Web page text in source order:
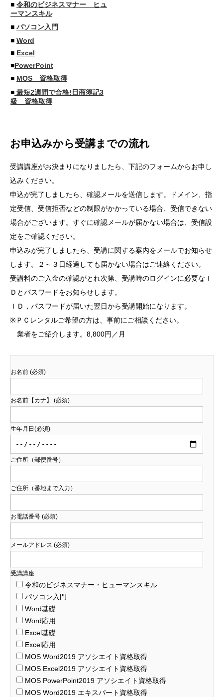
■ 令和のビジネスマナー ヒュ
ーマンスキル
■ パソコン入門
■ Word
■ Excel
■PowerPoint
■ MOS 資格取得
■ 最短2週間で合格!日商簿記3
級 資格取得
お申込みから受講までの流れ
受講講座がお決まりになりましたら、下記のフォームからお申し
込みください。
申込が完了しましたら、確認メールを送信します。ドメイン、指
定受信、受信拒否などの制限がかかっている場合、受信できない
場合がございます。すぐに確認メールが届かない場合は、受信設
定をご確認ください。
申込みが完了しましたら、受講に関する案内をメールでお知らせ
します。２～３日経過しても届かない場合はご連絡ください。
受講料のご入金の確認がとれ次第、受講時のログインに必要なＩ
Ｄとパスワードをお知らせします。
ＩＤ，パスワードが届いた翌日から受講開始になります。
※ＰＣレンタルご希望の方は、事前にご相談ください。
業者をご紹介します。8,800円／月
お名前 (必須)
お名前【カナ】 (必須)
生年月日(必須)
ご住所（郵便番号）
ご住所（番地まで入力）
お電話番号 (必須)
メールアドレス (必須)
受講講座
令和のビジネスマナー・ヒューマンスキル
パソコン入門
Word基礎
Word応用
Excel基礎
Excel応用
MOS Word2019 アソシエイト資格取得
MOS Excel2019 アソシエイト資格取得
MOS PowerPoint2019 アソシエイト資格取得
MOS Word2019 エキスパート資格取得